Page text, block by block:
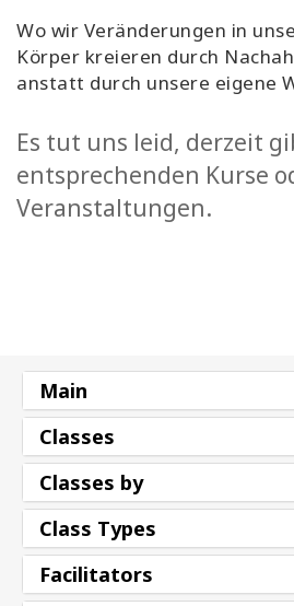
Wo wir Veränderungen in
Körper kreieren durch
anstatt durch unsere eigene
Es tut uns leid, derzeit
entsprechenden Kurse
Veranstaltungen.
Main
Classes
Classes by
Class Types
Facilitators